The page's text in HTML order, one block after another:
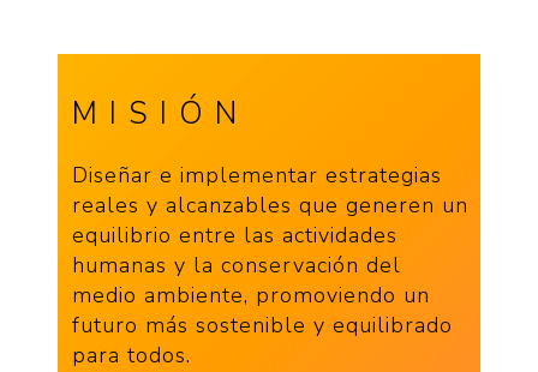
MISIÓN
Diseñar e implementar estrategias
reales y alcanzables que generen un
equilibrio entre las actividades
humanas y la conservación del
medio ambiente, promoviendo un
futuro más sostenible y equilibrado
para todos.